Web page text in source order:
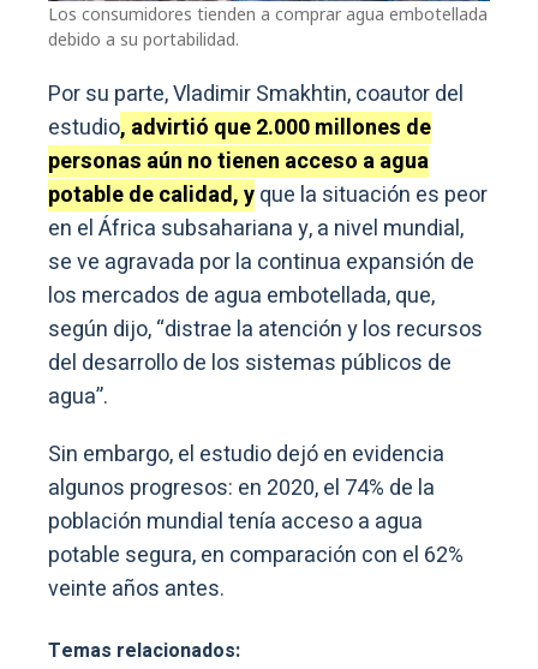
Los consumidores tienden a comprar agua embotellada
debido a su portabilidad.
Por su parte, Vladimir Smakhtin, coautor del
estudio, advirtió que 2.000 millones de
personas aún no tienen acceso a agua
potable de calidad, yque la situación es peor
en el África subsahariana y, a nivel mundial,
se ve agravada por la continua expansión de
los mercados de agua embotellada, que,
según dijo, “distrae la atención y los recursos
del desarrollo de los sistemas públicos de
agua”.
Sin embargo, el estudio dejó en evidencia
algunos progresos: en 2020, el 74% de la
población mundial tenía acceso a agua
potable segura, en comparación con el 62%
veinte años antes.
Temas relacionados: